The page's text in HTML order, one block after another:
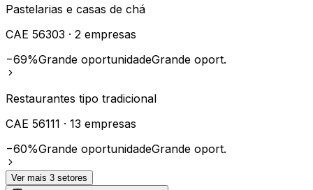
Pastelarias e casas de chá
CAE 56303 · 2 empresas
−69%Grande oportunidadeGrande oport.
Restaurantes tipo tradicional
CAE 56111 · 13 empresas
−60%Grande oportunidadeGrande oport.
Ver mais 3 setores